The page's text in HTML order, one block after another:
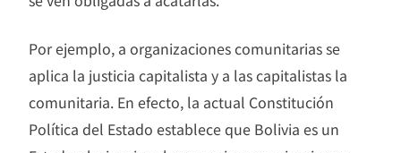
Por ejemplo, a organizaciones comunitarias se
aplica la justicia capitalista y a las capitalistas la
comunitaria. En efecto, la actual Constitución
Política del Estado establece que Bolivia es un